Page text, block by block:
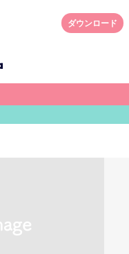
ダウンロード